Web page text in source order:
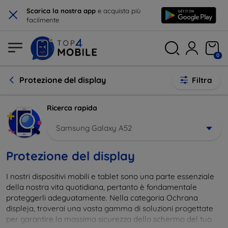
× Scarica la nostra app e acquista più
facilmente
0
Protezione del display Filtra
Ricerca rapida
Samsung Galaxy A52
Protezione del display
I nostri dispositivi mobili e tablet sono una parte essenziale
della nostra vita quotidiana, pertanto è fondamentale
proteggerli adeguatamente. Nella categoria Ochrana
displeja, troverai una vasta gamma di soluzioni progettate
per garantire la massima sicurezza dello schermo del tuo